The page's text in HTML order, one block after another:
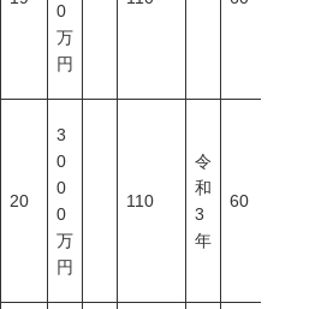
0
万
円
20
3
0
0
0
万
円
110
令
和
3
年
60